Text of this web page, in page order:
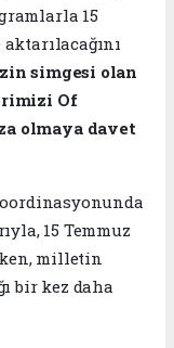
15
simgesi olan
Of
olmaya davet
15 Temmuz
milletin
bir kez daha